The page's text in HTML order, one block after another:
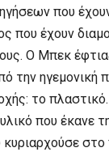
που
που έχουν
Ο Μπεκ
την ηγεμονική
το
που έκανε
κυριαρχούσε